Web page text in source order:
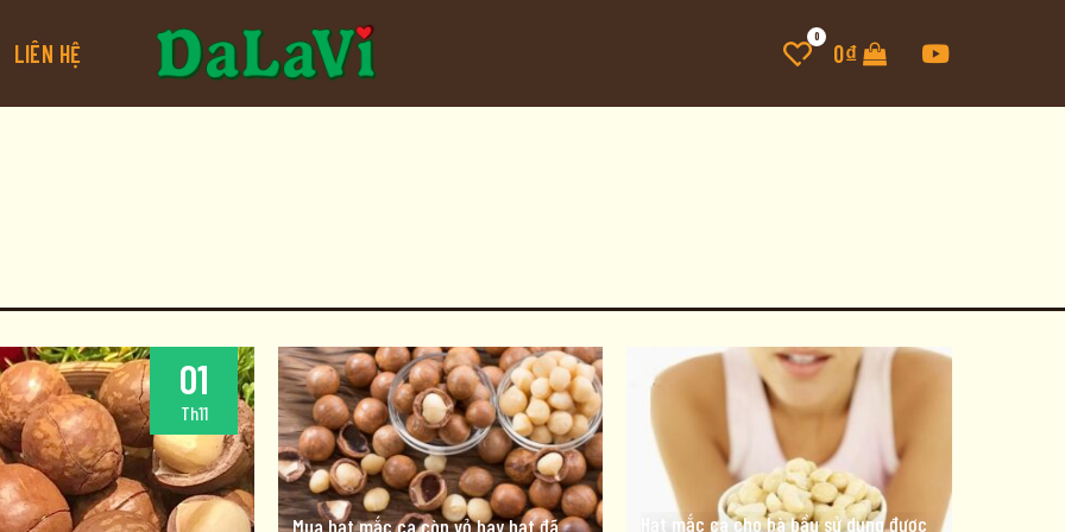
LIÊN HỆ
0
0₫
01
Th11
Mua hạt mắc ca còn vỏ hay hạt đã
Hạt mắc ca cho bà bầu sử dụng được